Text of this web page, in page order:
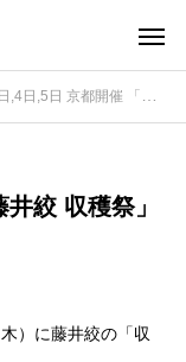
日 京都開催 「藤井絞 収穫祭」のご案内。
絞 収穫祭」
）に藤井絞の「収